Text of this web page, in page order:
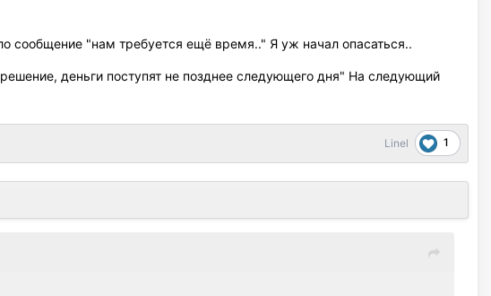
сообщение "нам требуется ещё время.." Я уж начал опасаться..
деньги поступят не позднее следующего дня" На следующий
Linel 1